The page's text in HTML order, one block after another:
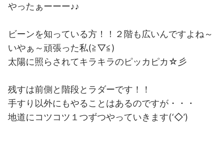
やったぁーーー♪♪
ビーンを知っている方！！２階も広いんですよね～
いやぁ～頑張った私(≧▽≦)
太陽に照らされてキラキラのピッカピカ☆彡
残すは前側と階段とラダーです！！
手すり以外にもやることはあるのですが・・・
地道にコツコツ１つずつやっていきます(‘◇’)ゞ